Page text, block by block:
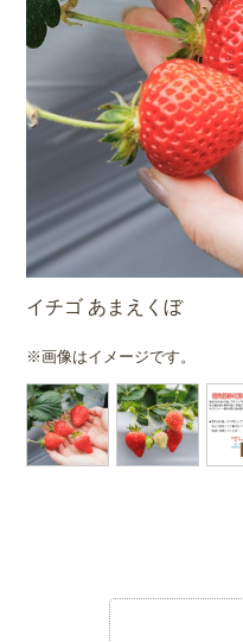
イチゴ あまえくぼ
※画像はイメージです。